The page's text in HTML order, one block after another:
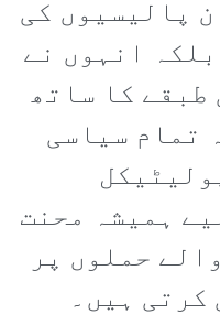
پالیسیوں کی
انہوں نے
طبقے کا ساتھ
تمام سیاسی
ہمیشہ محنت
حملوں پر
کرتی ہیں۔